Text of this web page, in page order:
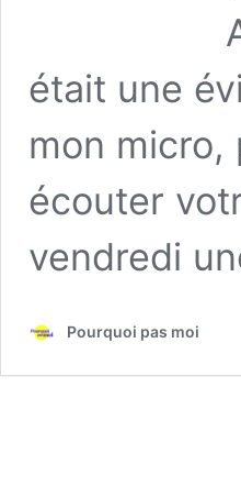
était une
mon micro,
écouter
vendredi
Pourquoi pas moi